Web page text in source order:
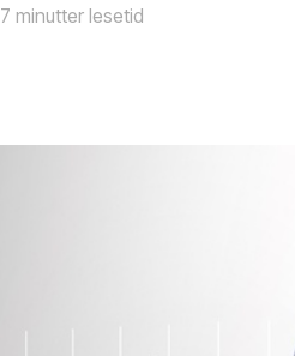
| 7 minutter lesetid